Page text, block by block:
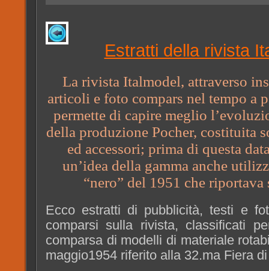
Estratti della rivista
La rivista Italmodel, attraverso
articoli e foto compars nel tempo a
permette di capire meglio
della produzione Pocher, costituita
ed accessori; prima di questa
un’idea della gamma anche
“nero” del 1951 che
Ecco estratti di pubblicità, testi e
comparsi sulla rivista, classificati
comparsa di modelli di materiale
maggio1954 riferito alla 32.ma Fiera